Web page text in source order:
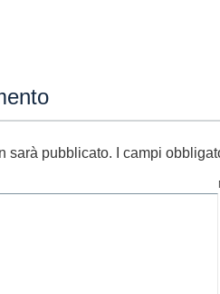
sarà pubblicato. I campi